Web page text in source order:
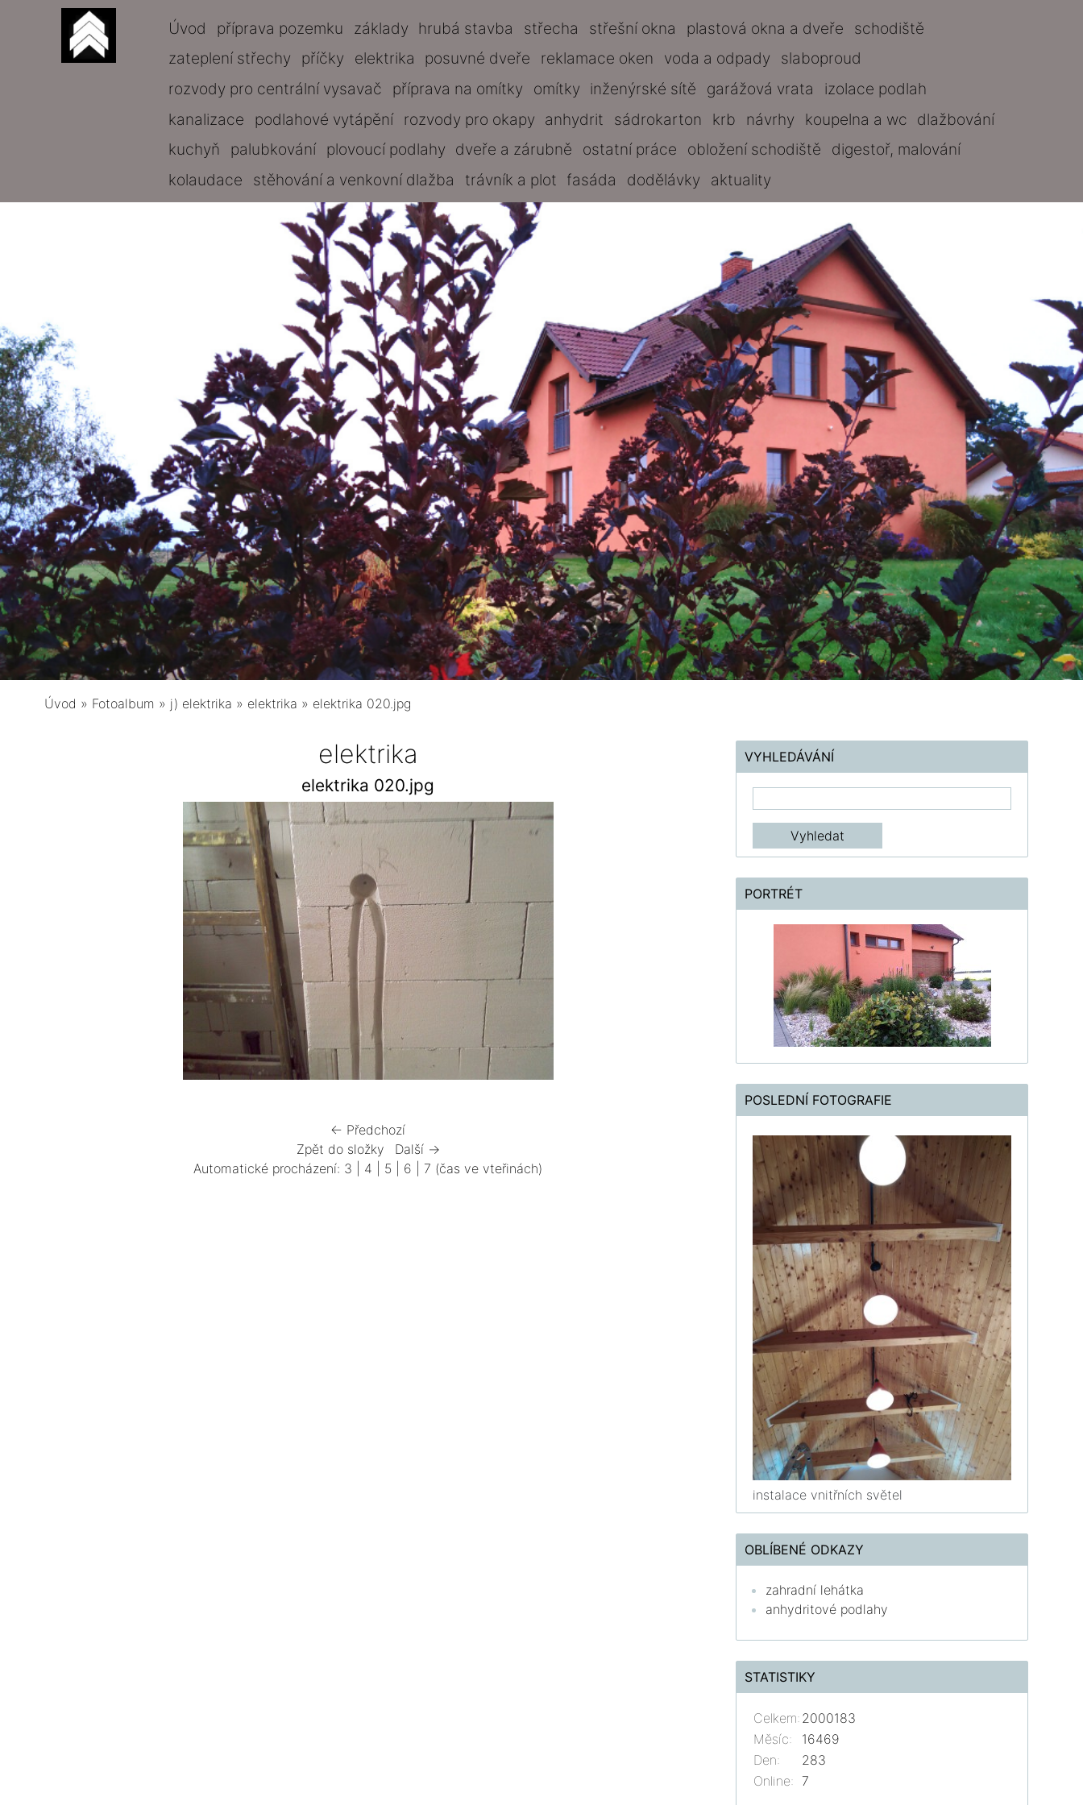
Úvod příprava pozemku základy hrubá stavba střecha střešní okna plastová okna a dveře
schodiště
zateplení střechy
příčky elektrika posuvné dveře reklamace oken voda a odpady
slaboproud
rozvody pro centrální vysavač
příprava na omítky omítky inženýrské sítě garážová vrata
izolace podlah
kanalizace
podlahové vytápění rozvody pro okapy anhydrit sádrokarton krb návrhy koupelna a wc dlažbování
kuchyň
palubkování plovoucí podlahy dveře a zárubně ostatní práce obložení schodiště
digestoř, malování
kolaudace
stěhování a venkovní dlažba trávník a plot fasáda dodělávky aktuality
Úvod » Fotoalbum » j) elektrika » elektrika » elektrika 020.jpg
elektrika
elektrika 020.jpg
← Předchozí
Zpět do složky
Další →
Automatické procházení: 3 4 5 6 7 (čas ve vteřinách)
VYHLEDÁVÁNÍ
PORTRÉT
POSLEDNÍ FOTOGRAFIE
instalace vnitřních světel
OBLÍBENÉ ODKAZY
zahradní lehátka
anhydritové podlahy
STATISTIKY
Online: 7
Celkem: 2000183
Měsíc:
16469
Den:
283